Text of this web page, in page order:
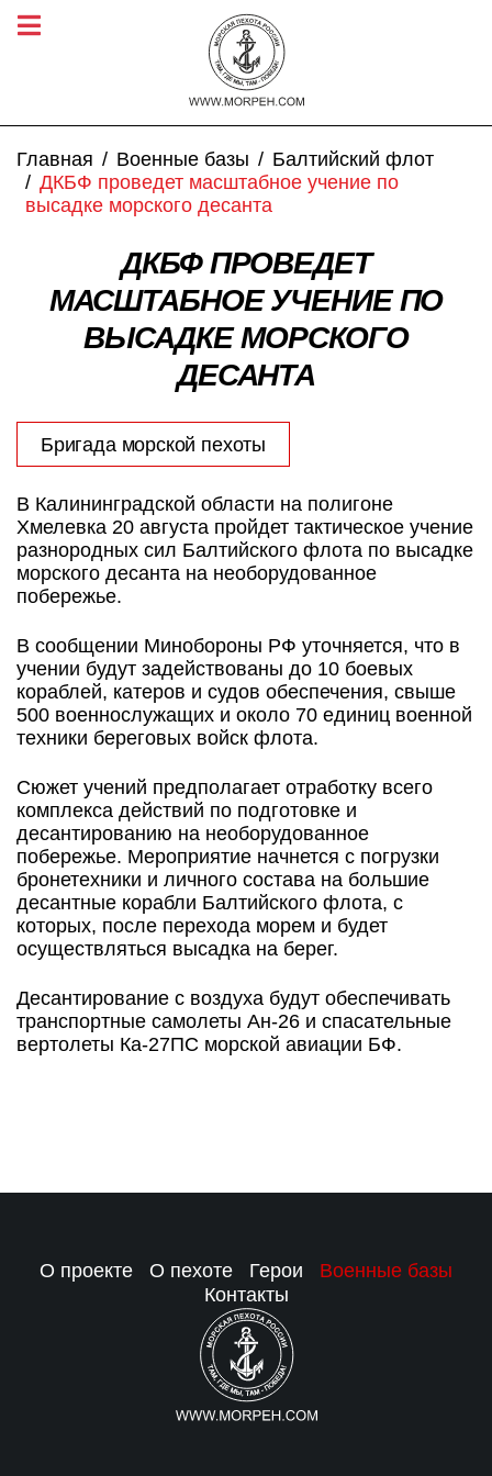
Главная Военные базы
Балтийский флот
ДКБФ проведет масштабное учение по
высадке морского десанта
ДКБФ ПРОВЕДЕТ
МАСШТАБНОЕ УЧЕНИЕ ПО
ВЫСАДКЕ МОРСКОГО
ДЕСАНТА
Бригада морской пехоты
В Калининградской области на полигоне
Хмелевка 20 августа пройдет тактическое учение
разнородных сил Балтийского флота по высадке
морского десанта на необорудованное
побережье.
В сообщении Минобороны РФ уточняется, что в
учении будут задействованы до 10 боевых
кораблей, катеров и судов обеспечения, свыше
500 военнослужащих и около 70 единиц военной
техники береговых войск флота.
Сюжет учений предполагает отработку всего
комплекса действий по подготовке и
десантированию на необорудованное
побережье. Мероприятие начнется с погрузки
бронетехники и личного состава на большие
десантные корабли Балтийского флота, с
которых, после перехода морем и будет
осуществляться высадка на берег.
Десантирование с воздуха будут обеспечивать
транспортные самолеты Ан-26 и спасательные
вертолеты Ка-27ПС морской авиации БФ.
О проекте О пехоте Герои
Военные базы
Контакты